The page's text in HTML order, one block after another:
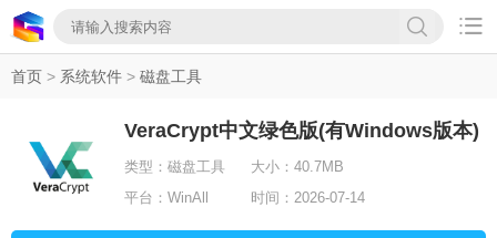

首页 > 系统软件 > 磁盘工具
VeraCrypt中文绿色版(有Windows版本)
类型： 磁盘工具 大小： 40.7MB
平台： WinAll 时间： 2026-07-14